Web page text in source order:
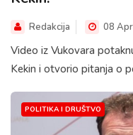
Redakcija 08
Video iz Vukovara
Kekin i otvorio pitanja o
POLITIKA I DRUŠTVO